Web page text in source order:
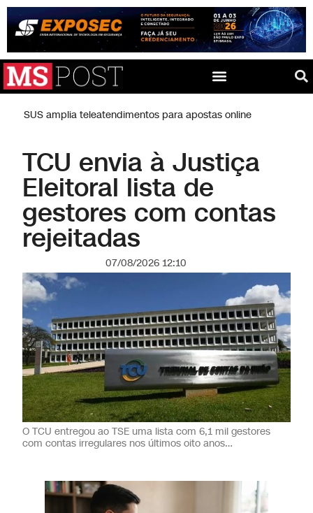
Funesp reúne esporte e lazer nos 127 anos de Campo
TCU envia à Justiça
Eleitoral lista de
gestores com contas
rejeitadas
O TCU entregou ao TSE uma lista com 6,1 mil gestores